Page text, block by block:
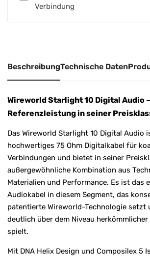
Verbindung
BeschreibungTechnische Daten
Wireworld Starlight 10 Digital Audio –
Referenzleistung in seiner
Das Wireworld Starlight 10 Digital Audio
hochwertiges 75 Ohm Digitalkabel für
Verbindungen und bietet in seiner
außergewöhnliche Kombination aus
Materialien und Performance. Es ist das
Audiokabel in diesem Segment, das
patentierte Wireworld-Technologie setzt
deutlich über dem Niveau herkömmlicher
spielt.
Mit DNA Helix Design und Composilex 5